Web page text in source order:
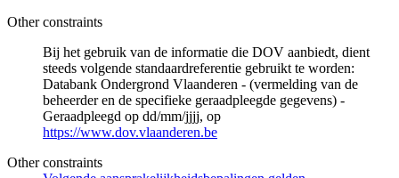
Other constraints
Bij het gebruik van de informatie die DOV aanbiedt, dient
steeds volgende standaardreferentie gebruikt te worden:
Databank Ondergrond Vlaanderen - (vermelding van de
beheerder en de specifieke geraadpleegde gegevens) -
Geraadpleegd op dd/mm/jjjj, op
https://www.dov.vlaanderen.be
Other constraints